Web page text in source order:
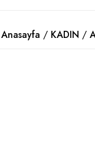
Anasayfa KADIN